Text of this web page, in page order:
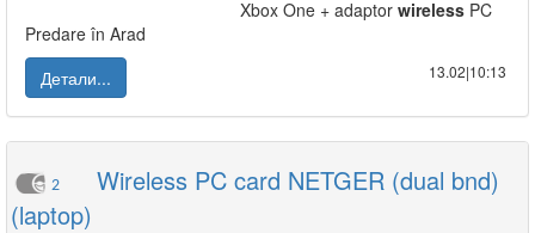
Xbox One + adaptor wireless PC
Predare în Arad
Детали...
13.02|10:13
2
Wireless PC card NETGER (dual bnd)
(laptop)